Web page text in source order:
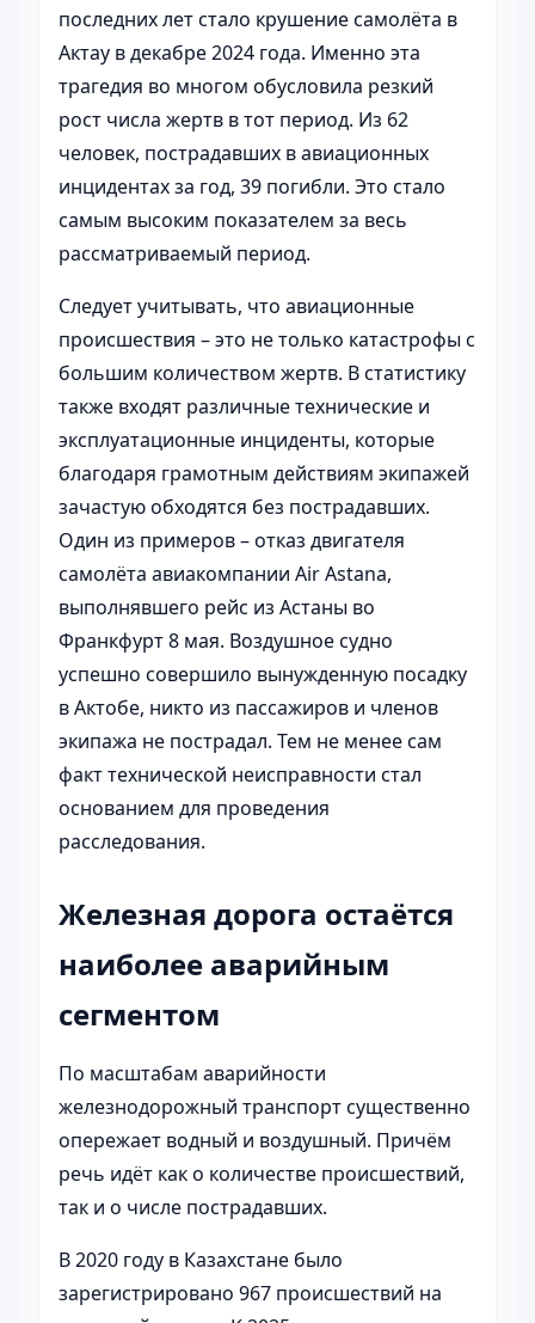
последних лет стало крушение самолёта в
Актау в декабре 2024 года. Именно эта
трагедия во многом обусловила резкий
рост числа жертв в тот период. Из 62
человек, пострадавших в авиационных
инцидентах за год, 39 погибли. Это стало
самым высоким показателем за весь
рассматриваемый период.
Следует учитывать, что авиационные
происшествия – это не только катастрофы с
большим количеством жертв. В статистику
также входят различные технические и
эксплуатационные инциденты, которые
благодаря грамотным действиям экипажей
зачастую обходятся без пострадавших.
Один из примеров – отказ двигателя
самолёта авиакомпании Air Astana,
выполнявшего рейс из Астаны во
Франкфурт 8 мая. Воздушное судно
успешно совершило вынужденную посадку
в Актобе, никто из пассажиров и членов
экипажа не пострадал. Тем не менее сам
факт технической неисправности стал
основанием для проведения
расследования.
Железная дорога остаётся
наиболее аварийным
сегментом
По масштабам аварийности
железнодорожный транспорт существенно
опережает водный и воздушный. Причём
речь идёт как о количестве происшествий,
так и о числе пострадавших.
В 2020 году в Казахстане было
зарегистрировано 967 происшествий на